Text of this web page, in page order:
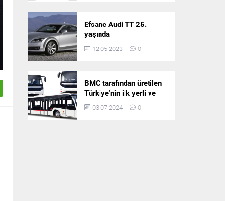
Efsane Audi TT 25.
yaşında
12.05.2023 0
BMC tarafından üretilen
Türkiye’nin ilk yerli ve
milli apron otobüsü
Neoport’a yurt dışından
03.07.2024 0